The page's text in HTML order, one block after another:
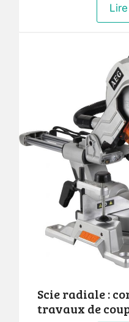
Scie radiale :
travaux de